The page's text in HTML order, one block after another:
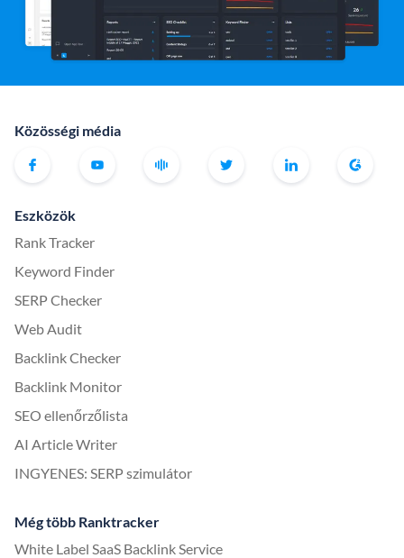
Közösségi média
Eszközök
Rank Tracker
Keyword Finder
SERP Checker
Web Audit
Backlink Checker
Backlink Monitor
SEO ellenőrzőlista
AI Article Writer
INGYENES: SERP szimulátor
Még több Ranktracker
White Label SaaS Backlink Service